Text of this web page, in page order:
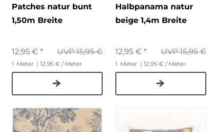
Patches natur bunt
1,50m Breite
UVP 15,95 €
12,95 € *
1 Meter | 12,95 € / Meter
Halbpanama natur
beige 1,4m Breite
UVP 15,95 €
12,95 € *
1 Meter | 12,95 € / Meter